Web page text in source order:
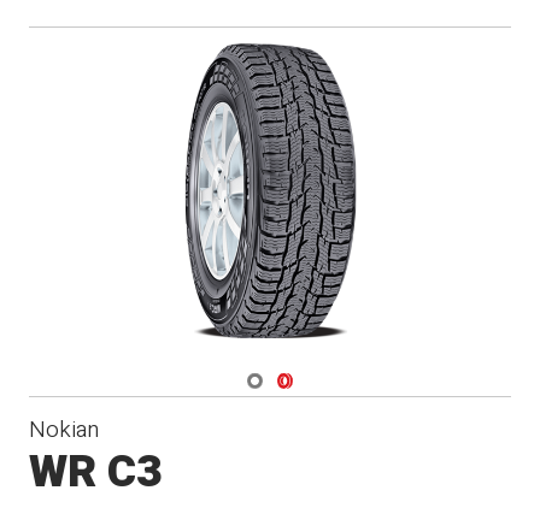
Navigate 1
Navigate 2
Nokian
WR C3